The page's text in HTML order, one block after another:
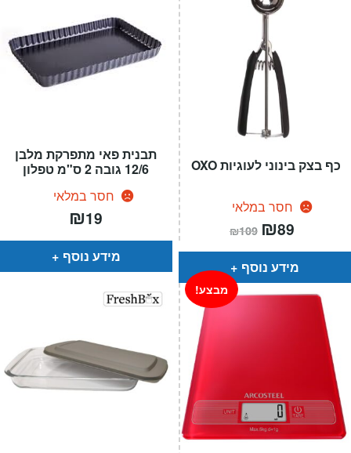
תבנית פאי מתפרקת מלבן
12/6 גובה 2 ס"מ טפלון
חסר במלאי
₪19
מידע נוסף
כף בצק בינוני לעוגיות OXO
חסר במלאי
₪109 המחיר
המקורי
היה:
₪109.
₪89
הוא:
מידע נוסף
מבצע!